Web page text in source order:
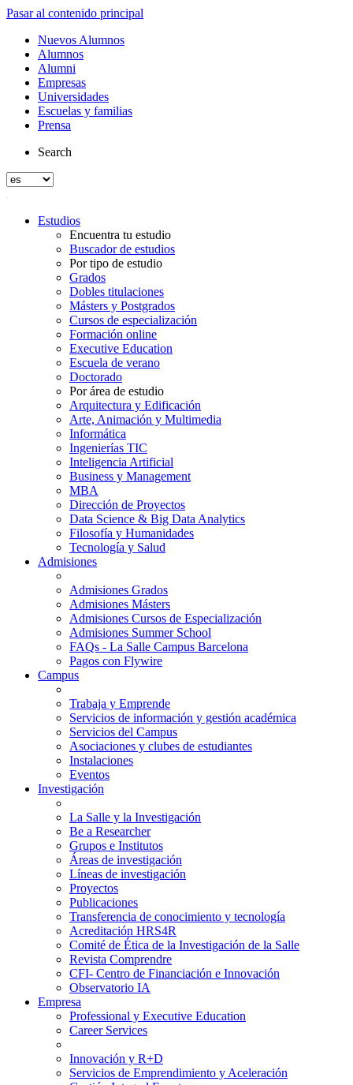
Pasar al contenido principal
Nuevos Alumnos
Alumnos
Alumni
Empresas
Universidades
Escuelas y familias
Prensa
Search
Estudios
Encuentra tu estudio
Buscador de estudios
Por tipo de estudio
Grados
Dobles titulaciones
Másters y Postgrados
Cursos de especialización
Formación online
Executive Education
Escuela de verano
Doctorado
Por área de estudio
Arquitectura y Edificación
Arte, Animación y Multimedia
Informática
Ingenierías TIC
Inteligencia Artificial
Business y Management
MBA
Dirección de Proyectos
Data Science & Big Data Analytics
Filosofía y Humanidades
Tecnología y Salud
Admisiones
Admisiones Grados
Admisiones Másters
Admisiones Cursos de Especialización
Admisiones Summer School
FAQs - La Salle Campus Barcelona
Pagos con Flywire
Campus
Trabaja y Emprende
Servicios de información y gestión académica
Servicios del Campus
Asociaciones y clubes de estudiantes
Instalaciones
Eventos
Investigación
La Salle y la Investigación
Be a Researcher
Grupos e Institutos
Áreas de investigación
Líneas de investigación
Proyectos
Publicaciones
Transferencia de conocimiento y tecnología
Acreditación HRS4R
Comité de Ética de la Investigación de la Salle
Revista Comprendre
CFI- Centro de Financiación e Innovación
Observatorio IA
Empresa
Professional y Executive Education
Career Services
Innovación y R+D
Servicios de Emprendimiento y Aceleración